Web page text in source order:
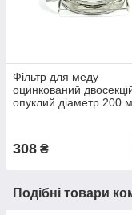
Фільтр для меду
оцинкований
опуклий діаметр 200
308 ₴
Подібні товари